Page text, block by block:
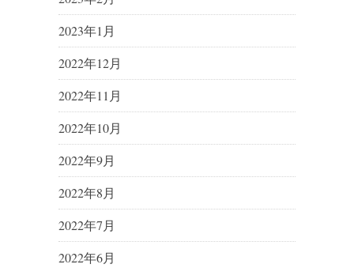
2023年1月
2022年12月
2022年11月
2022年10月
2022年9月
2022年8月
2022年7月
2022年6月